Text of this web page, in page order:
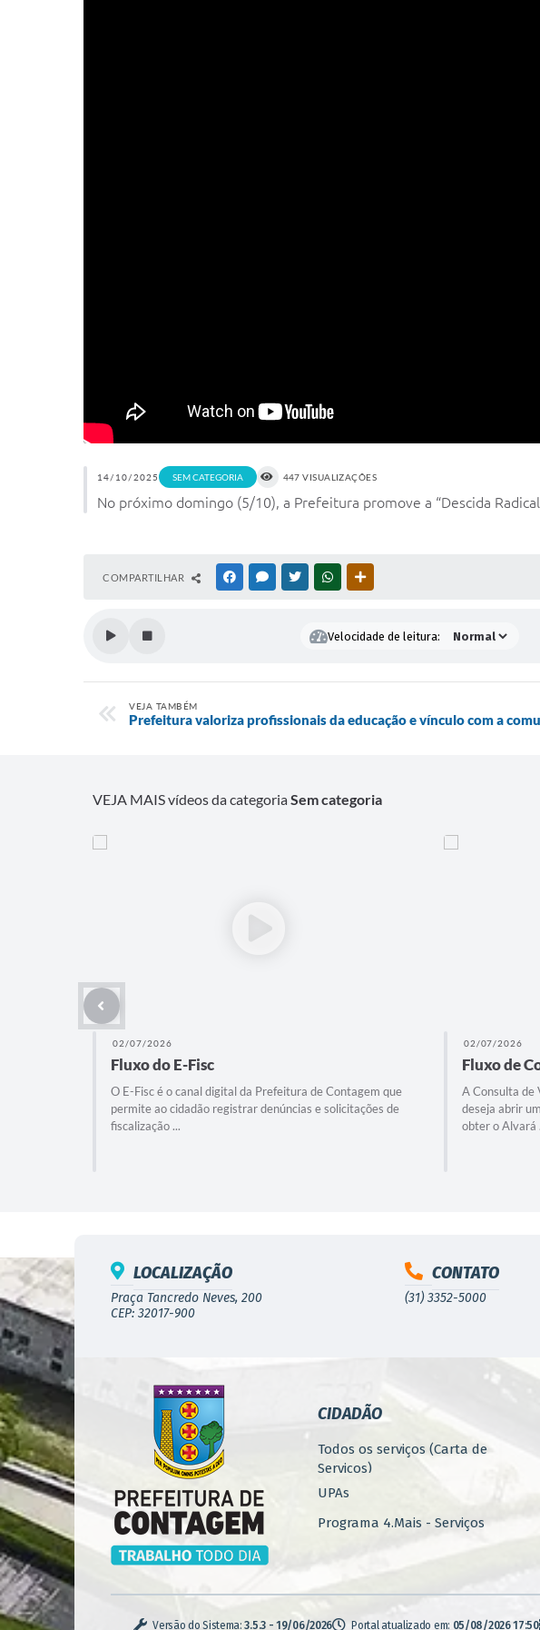
14/10/2025 SEM CATEGORIA 447 VISUALIZAÇÕES
No próximo domingo (5/10), a Prefeitura promove a “Descida
COMPARTILHAR FACEBOOKMESSENGER
TWITTERWHATSAPP
Velocidade de leitura:
VEJA TAMBÉM
Prefeitura valoriza profissionais da educação e vínculo com a
VEJA MAIS vídeos da categoriaSem categoria
02/07/2026
Fluxo do E-Fisc
O E-Fisc é o canal digital da Prefeitura de Contagem que
permite ao cidadão registrar denúncias e solicitações de
fiscalização ...
02/07/2026
Fluxo de
A Consulta de
deseja abrir
obter o Alvará
LOCALIZAÇÃO
Praça Tancredo Neves, 200
CEP: 32017-900
CONTATO
(31) 3352-5000
CIDADÃO
Todos os serviços (Carta de
Serviços)
UPAs
Programa 4.Mais - Serviços
Iluminação Pública
Serviços Urbanos
Versão do Sistema:3.5.3 - 19/06/2026 Portal atualizado em: 05/08/2026 17:50